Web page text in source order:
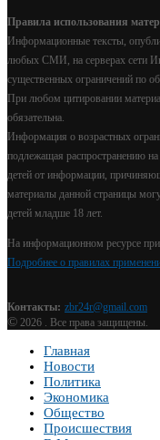
Правила использования
Информационные тексты,
любых СМИ, на серверах сети
существенных ограничений по
При любом цитировании
обязательна.
Информация о возрастных
подлежащая распространению
детей от информации,
материалы данной страницы
детей младше 18 лет.
На информационном ресурсе
Подробнее о правилах
Контакты: zbr24r@gmail.com
© 2026 . Все права защищены.
Главная
Новости
Политика
Экономика
Общество
Происшествия